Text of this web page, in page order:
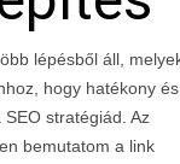
lépésből áll,
hogy hatékony és
stratégiád. Az
bemutatom a link